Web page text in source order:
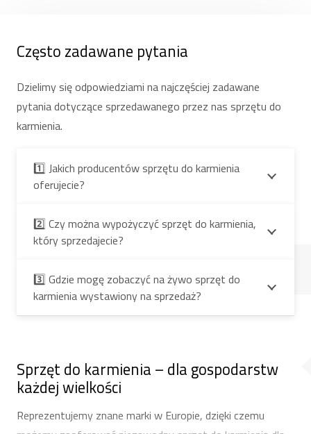
Często zadawane pytania
Dzielimy się odpowiedziami na najczęściej zadawane
pytania dotyczące sprzedawanego przez nas sprzętu do
karmienia.
1️⃣ Jakich producentów sprzętu do karmienia
oferujecie?
2️⃣ Czy można wypożyczyć sprzęt do karmienia,
który sprzedajecie?
3️⃣ Gdzie mogę zobaczyć na żywo sprzęt do
karmienia wystawiony na sprzedaż?
Sprzęt do karmienia – dla gospodarstw
każdej wielkości
Reprezentujemy znane marki w Europie, dzięki czemu